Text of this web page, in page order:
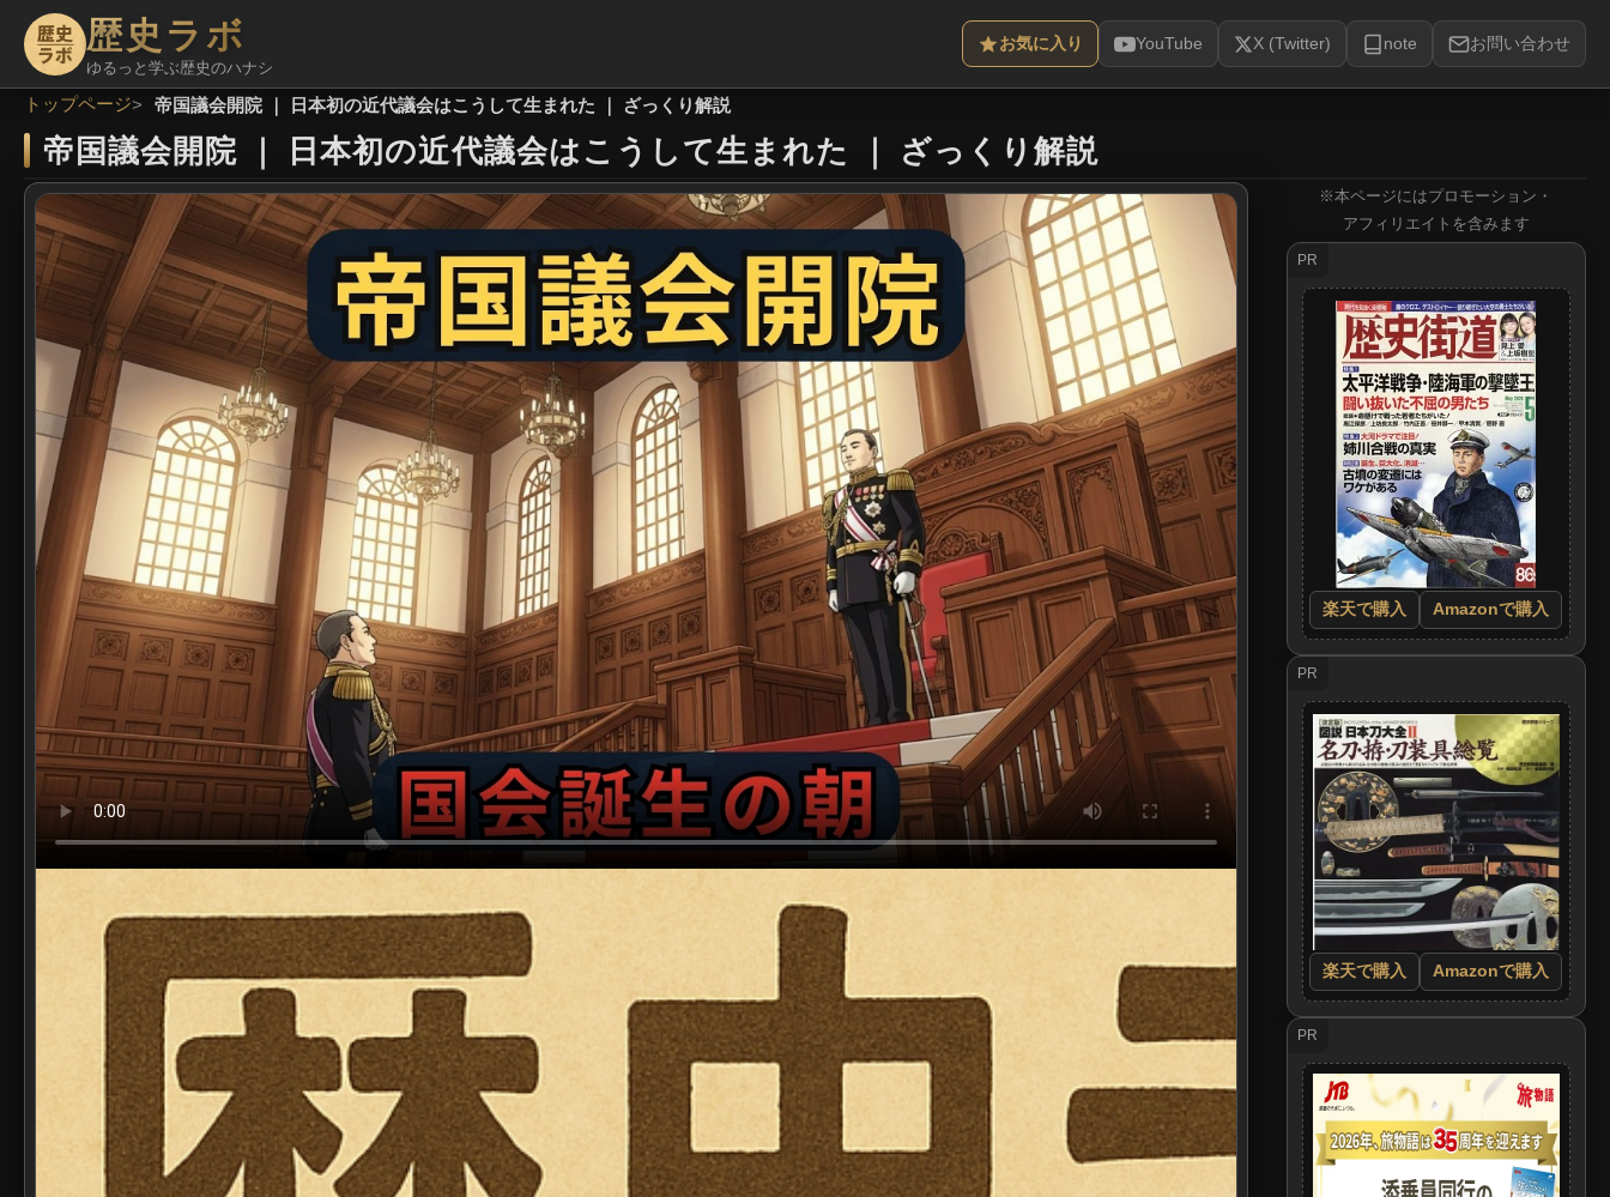
歴史ラボ
ゆるっと学ぶ歴史のハナシ
お気に入り YouTube X (Twitter) note お問い合わせ
トップページ 帝国議会開院 ｜ 日本初の近代議会はこうして生まれた ｜ ざっくり解説
帝国議会開院 日本初の近代議会はこうして生まれた ざっくり解説
※本ページにはプロモーション・
アフィリエイトを含みます
PR
楽天で購入 Amazonで購入
PR
楽天で購入 Amazonで購入
PR